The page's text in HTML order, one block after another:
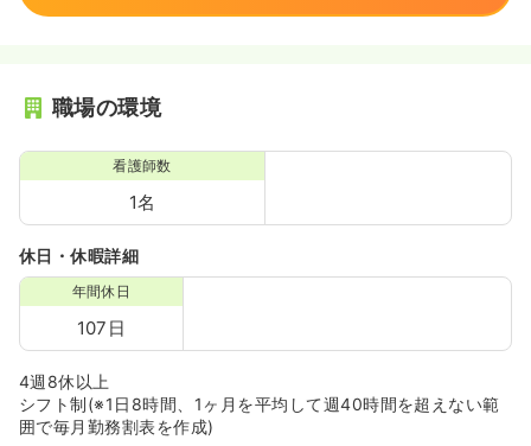
職場の環境
看護師数
1名
休日・休暇詳細
年間休日
107日
4週8休以上
シフト制(※1日8時間、1ヶ月を平均して週40時間を超えない範
囲で毎月勤務割表を作成)